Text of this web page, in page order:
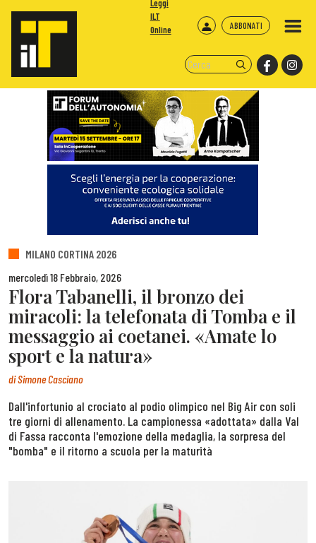
ABBONATI
Leggi
ILT
Online
MILANO CORTINA 2026
mercoledì 18 Febbraio, 2026
Flora Tabanelli, il bronzo dei
miracoli: la telefonata di Tomba e il
messaggio ai coetanei. «Amate lo
sport e la natura»
diSimone Casciano
Dall'infortunio al crociato al podio olimpico nel Big Air con soli
tre giorni di allenamento. La campionessa «adottata» dalla Val
di Fassa racconta l'emozione della medaglia, la sorpresa del
"bomba" e il ritorno a scuola per la maturità